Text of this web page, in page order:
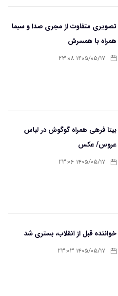
تصویری متفاوت از مجری صدا و سیما
همراه با همسرش
۱۴۰۵/۰۵/۱۷ ۲۳:۰۸
بیتا فرهی همراه گوگوش در لباس
عروس/ عکس
۱۴۰۵/۰۵/۱۷ ۲۳:۰۶
خواننده قبل از انقلاب، بستری شد
۱۴۰۵/۰۵/۱۷ ۲۳:۰۳